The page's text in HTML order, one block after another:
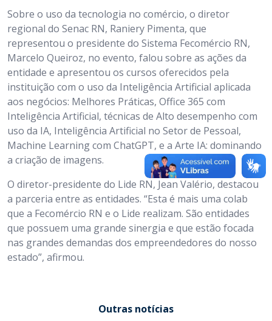
Sobre o uso da tecnologia no comércio, o diretor
regional do Senac RN, Raniery Pimenta, que
representou o presidente do Sistema Fecomércio RN,
Marcelo Queiroz, no evento, falou sobre as ações da
entidade e apresentou os cursos oferecidos pela
instituição com o uso da Inteligência Artificial aplicada
aos negócios: Melhores Práticas, Office 365 com
Inteligência Artificial, técnicas de Alto desempenho com
uso da IA, Inteligência Artificial no Setor de Pessoal,
Machine Learning com ChatGPT, e a Arte IA: dominando
a criação de imagens.
O diretor-presidente do Lide RN, Jean Valério, destacou
a parceria entre as entidades. “Esta é mais uma colab
que a Fecomércio RN e o Lide realizam. São entidades
que possuem uma grande sinergia e que estão focada
nas grandes demandas dos empreendedores do nosso
estado”, afirmou.
Outras notícias